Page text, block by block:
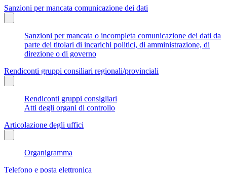
Sanzioni per mancata comunicazione dei dati
Sanzioni per mancata o incompleta comunicazione dei dati da
parte dei titolari di incarichi politici, di amministrazione, di
direzione o di governo
Rendiconti gruppi consiliari regionali/provinciali
Rendiconti gruppi consigliari
Atti degli organi di controllo
Articolazione degli uffici
Organigramma
Telefono e posta elettronica